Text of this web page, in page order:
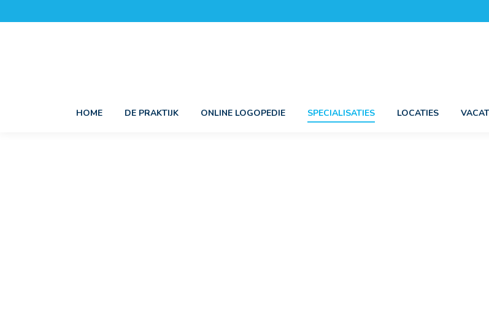
HOME DE PRAKTIJK ONLINE LOGOPEDIE SPECIALISATIES LOCATIES